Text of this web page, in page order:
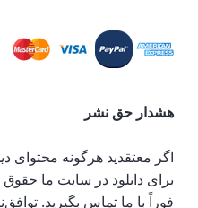
هشدار حق نشر
اگر معتقدید هرگونه محتوای
برای دانلود در سایت ما
فوراً با ما تماس بگیرید.